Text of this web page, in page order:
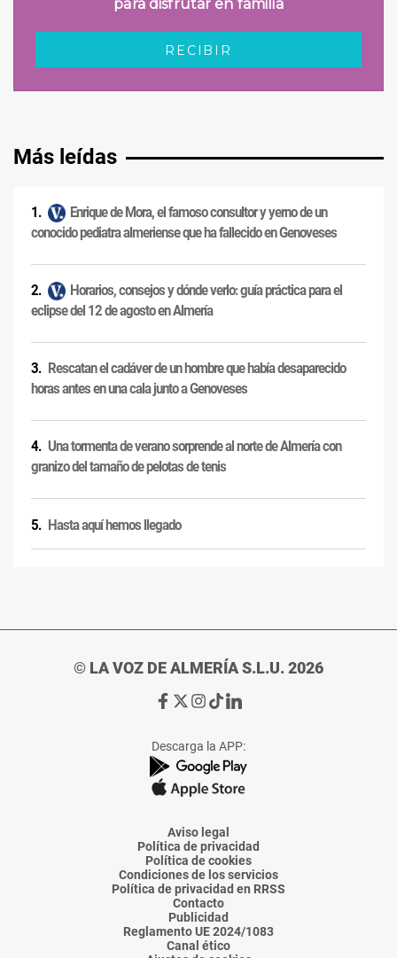
Más leídas
Enrique de Mora, el famoso consultor y yerno de un
conocido pediatra almeriense que ha fallecido en Genoveses
Horarios, consejos y dónde verlo: guía práctica para el
eclipse del 12 de agosto en Almería
Rescatan el cadáver de un hombre que había desaparecido
horas antes en una cala junto a Genoveses
Una tormenta de verano sorprende al norte de Almería con
granizo del tamaño de pelotas de tenis
Hasta aquí hemos llegado
© LA VOZ DE ALMERÍA S.L.U. 2026
Ir
de
La
Voz
Almería
Ir
de
La
Voz
Almería
Ir
de
La
Voz
Almería
Ir
de
La
Voz
Almería
Ir
de
La
Voz
Descarga la APP:
Aviso legal
Política de privacidad
Política de cookies
Condiciones de los servicios
Política de privacidad en RRSS
Contacto
Publicidad
Reglamento UE 2024/1083
Canal ético